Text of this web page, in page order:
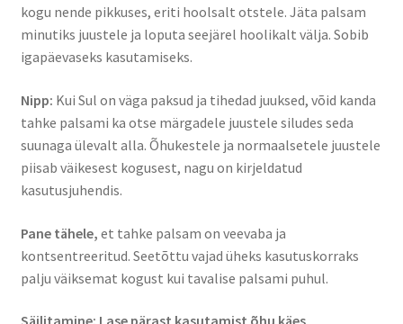
kogu nende pikkuses, eriti hoolsalt otstele. Jäta palsam
minutiks juustele ja loputa seejärel hoolikalt välja. Sobib
igapäevaseks kasutamiseks.
Nipp: Kui Sul on väga paksud ja tihedad juuksed, võid kanda
tahke palsami ka otse märgadele juustele siludes seda
suunaga ülevalt alla. Õhukestele ja normaalsetele juustele
piisab väikesest kogusest, nagu on kirjeldatud
kasutusjuhendis.
Pane tähele, et tahke palsam on veevaba ja
kontsentreeritud. Seetõttu vajad üheks kasutuskorraks
palju väiksemat kogust kui tavalise palsami puhul.